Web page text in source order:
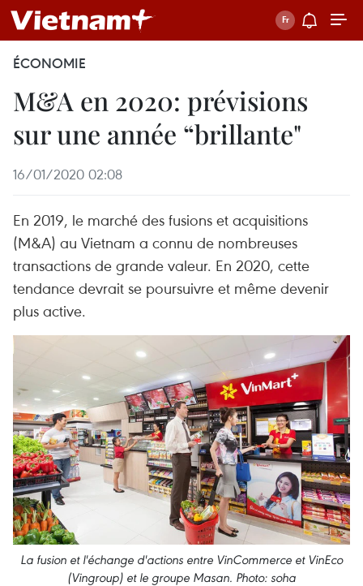
ÉCONOMIE
M&A en 2020: prévisions
sur une année “brillante"
16/01/2020 02:08
En 2019, le marché des fusions et acquisitions
(M&A) au Vietnam a connu de nombreuses
transactions de grande valeur. En 2020, cette
tendance devrait se poursuivre et même devenir
plus active.
La fusion et l'échange d'actions entre VinCommerce et VinEco
(Vingroup) et le groupe Masan. Photo: soha